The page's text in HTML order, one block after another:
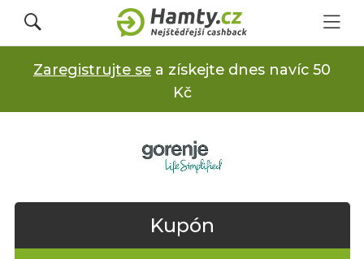
Přihlásit se
Kupóny a slevy
Zaregistrujte se a získejte dnes navíc 50
Kč
Kupón